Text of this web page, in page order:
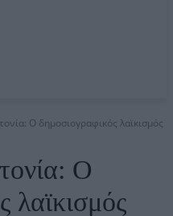
Ο δημοσιογραφικός λαϊκισμός
Ο
λαϊκισμός